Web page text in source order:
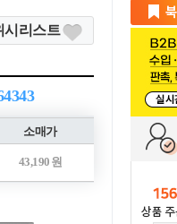
시리스트
소매가
43,190 원